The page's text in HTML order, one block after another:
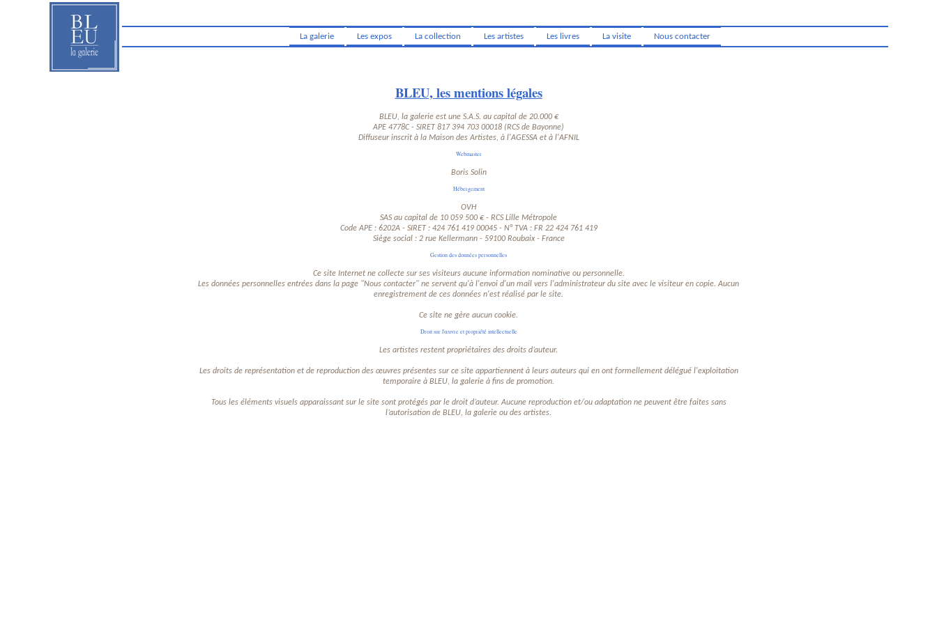
La galerie Les expos La collection Les artistes Les livres La visite Nous contacter
BLEU, les mentions légales
BLEU, la galerie est une S.A.S. au capital de 20.000 €
APE 4778C - SIRET 817 394 703 00018 (RCS de Bayonne)
Diffuseur inscrit à la Maison des Artistes, à l'AGESSA et à l'AFNIL
Webmaster
Boris Solin
Hébergement
OVH
SAS au capital de 10 059 500 € - RCS Lille Métropole
Code APE : 6202A - SIRET : 424 761 419 00045 - N° TVA : FR 22 424 761 419
Siège social : 2 rue Kellermann - 59100 Roubaix - France
Gestion des données personnelles
Ce site Internet ne collecte sur ses visiteurs aucune information nominative ou personnelle.
Les données personnelles entrées dans la page "Nous contacter" ne servent qu'à l'envoi d'un mail vers l'administrateur du site avec le visiteur en copie. Aucun
enregistrement de ces données n'est réalisé par le site.
Ce site ne gère aucun cookie.
Droit sur l'œuvre et propriété intellectuelle
Les artistes restent propriétaires des droits d’auteur.
Les droits de représentation et de reproduction des œuvres présentes sur ce site appartiennent à leurs auteurs qui en ont formellement délégué l'exploitation
temporaire à BLEU, la galerie à fins de promotion.
Tous les éléments visuels apparaissant sur le site sont protégés par le droit d’auteur. Aucune reproduction et/ou adaptation ne peuvent être faites sans
l’autorisation de BLEU, la galerie ou des artistes.